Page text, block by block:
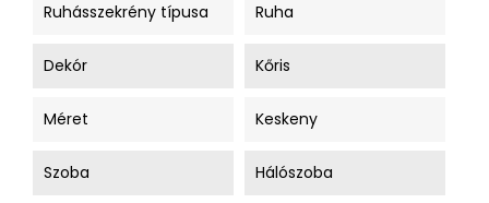
Ruhásszekrény típusa Ruha
Dekór Kőris
Méret Keskeny
Szoba Hálószoba